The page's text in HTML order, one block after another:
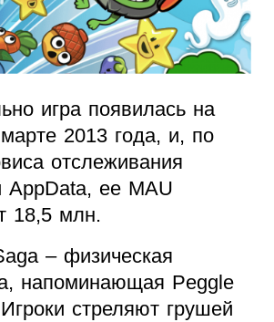
игра появилась на
2013 года, и, по
отслеживания
AppData, ее MAU
18,5 млн.
– физическая
напоминающая Peggle
стреляют грушей